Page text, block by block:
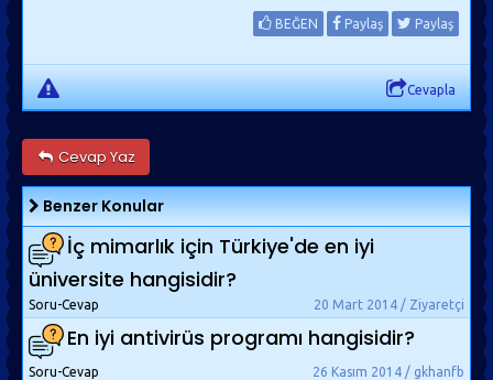
BEĞEN Paylaş Paylaş
Cevapla
Cevap Yaz
Benzer Konular
İç mimarlık için Türkiye'de en iyi
üniversite hangisidir?
20 Mart 2014 / Ziyaretçi
Soru-Cevap
En iyi antivirüs programı hangisidir?
26 Kasım 2014 / gkhanfb
Soru-Cevap